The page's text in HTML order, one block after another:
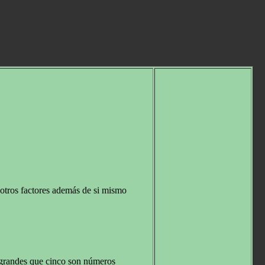
factores además de si mismo
que cinco son números